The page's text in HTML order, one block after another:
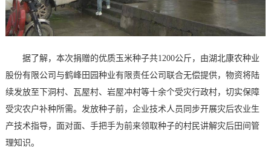
据了解，本次捐赠的优质玉米种子共1200公斤，由湖北康农种业
股份有限公司与鹤峰田园种业有限责任公司联合无偿提供，物资将陆
续发放至下洞村、瓦屋村、岩屋冲村等十余个受灾行政村，切实保障
受灾农户补种所需。发放种子前，企业技术人员同步开展灾后农业生
产技术指导，面对面、手把手为前来领取种子的村民讲解灾后田间管
理知识。